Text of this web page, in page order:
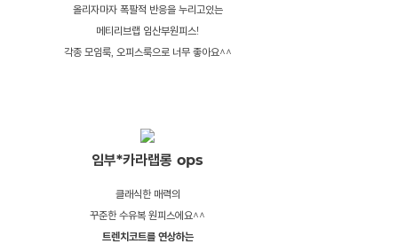
올리자마자 폭팔적 반응을 누리고있는
메티리브랩 임산부원피스!
각종 모임룩, 오피스룩으로 너무 좋아요^^
임부*카라랩롱 ops
클래식한 매력의
꾸준한 수유복 원피스에요^^
트렌치코트를 연상하는